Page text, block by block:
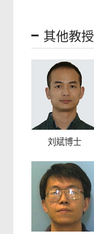
其他教授
刘斌博士